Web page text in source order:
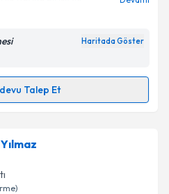
ilişkin
kişisel verilerimin belirtilen
kabul ediyorum.
Gönder
Haritada Göster
Talep Et
için randevu takvimi talebi
randevu almanız için bir
e-posta ile bilgilendireceğiz.